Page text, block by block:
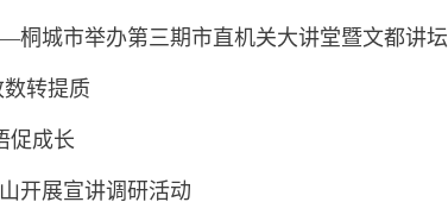
城市举办第三期市直机关大讲堂暨文都讲坛
转提质
促成长
开展宣讲调研活动